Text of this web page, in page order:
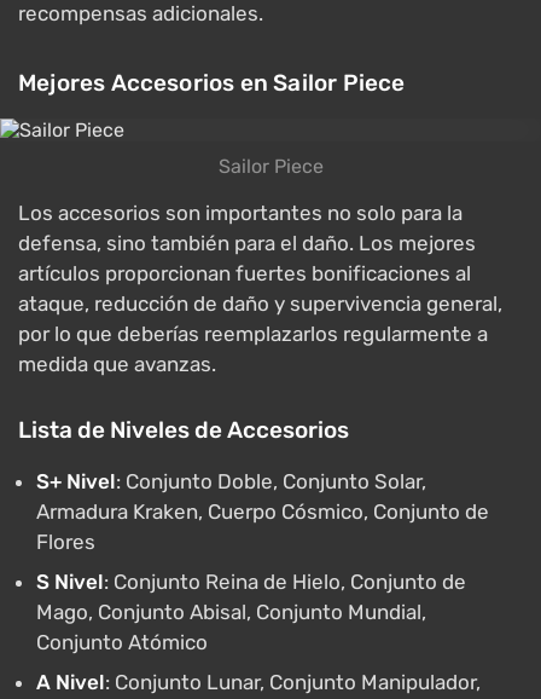
recompensas adicionales.
Mejores Accesorios en Sailor Piece
Sailor Piece
Los accesorios son importantes no solo para la
defensa, sino también para el daño. Los mejores
artículos proporcionan fuertes bonificaciones al
ataque, reducción de daño y supervivencia general,
por lo que deberías reemplazarlos regularmente a
medida que avanzas.
Lista de Niveles de Accesorios
S+ Nivel: Conjunto Doble, Conjunto Solar,
Armadura Kraken, Cuerpo Cósmico, Conjunto de
Flores
S Nivel: Conjunto Reina de Hielo, Conjunto de
Mago, Conjunto Abisal, Conjunto Mundial,
Conjunto Atómico
A Nivel: Conjunto Lunar, Conjunto Manipulador,